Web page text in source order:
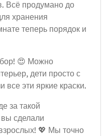
Всё продумано до
хранения
теперь порядок и
😍 Можно
дети просто с
все эти яркие краски.
за такой
сделали
💖 Мы точно